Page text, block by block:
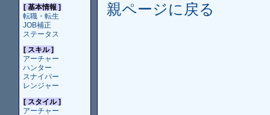
[ 基本情報 ]
転職・転生
JOB補正
ステータス
[ スキル ]
アーチャー
ハンター
スナイパー
レンジャー
[ スタイル ]
アーチャー
親ページに戻る